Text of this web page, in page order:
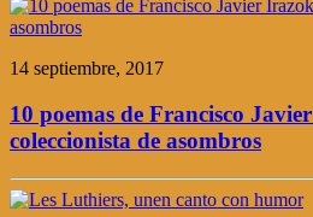
14 septiembre, 2017
10 poemas de Francisco
coleccionista de asombros